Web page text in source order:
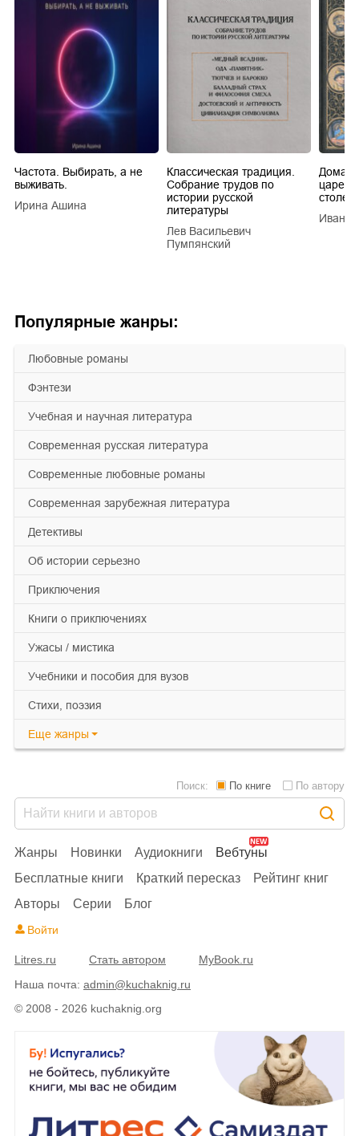
Популярные жанры:
любовные романы
фэнтези
учебная и научная литература
современная русская литература
современные любовные романы
современная зарубежная литература
детективы
об истории серьезно
приключения
книги о приключениях
ужасы / мистика
учебники и пособия для вузов
cтихи, поэзия
Еще жанры
Частота. Выбирать, а не
выживать.
Ирина Ашина
Классическая традиция.
Собрание трудов по
истории русской
литературы
Лев Васильевич
Пумпянский
царей
Иван
© 2008 - 2026 kuchaknig.org
Жанры Новинки Аудиокниги
Вебтуны
Бесплатные книги
Краткий пересказ
Рейтинг книг
Авторы
Серии Блог
Поиск: По книге По автору
Войти
Litres.ru Стать автором
MyBook.ru
Наша почта: admin@kuchaknig.ru